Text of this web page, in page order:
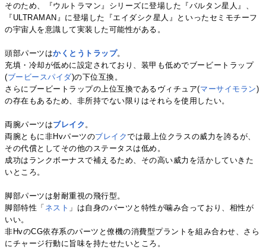
そのため、『ウルトラマン』シリーズに登場した『バルタン星人』、
『ULTRAMAN』に登場した『エイダシク星人』といったセミモチーフ
の宇宙人を意識して実装した可能性がある。
頭部パーツはかくとうトラップ。
充填・冷却が低めに設定されており、装甲も低めでブービートラップ
(ブービースパイダ)の下位互換。
さらにブービートラップの上位互換であるヴィチュア(マーサイモラン)
の存在もあるため、非所持でない限りはそれらを使用したい。
両腕パーツはブレイク 。
両腕ともに非Hvパーツのブレイクでは最上位クラスの威力を誇るが、
その代償としてその他のステータスは低め。
成功はランクボーナスで補えるため、その高い威力を活かしていきた
いところ。
脚部パーツは射耐重視の飛行型。
脚部特性「 ネスト 」は自身のパーツと特性が噛み合っており、相性が
いい。
非HvのCG依存系のパーツと僚機の消費型プラントを組み合わせ、さら
にチャージ行動に旨味を持たせたいところ。